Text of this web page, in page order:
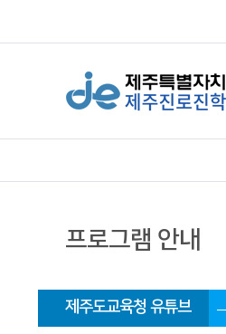
프로그램 안내
제주도교육청 유튜브